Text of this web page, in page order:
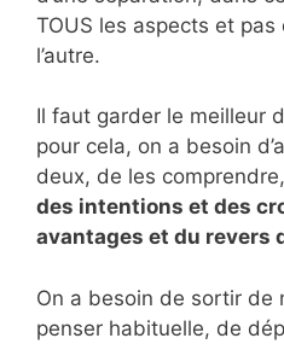
TOUS les aspects et pas
l’autre.
Il faut garder le meilleur
pour cela, on a besoin
deux, de les comprendre,
des intentions et des
avantages et du revers
On a besoin de sortir de
penser habituelle, de